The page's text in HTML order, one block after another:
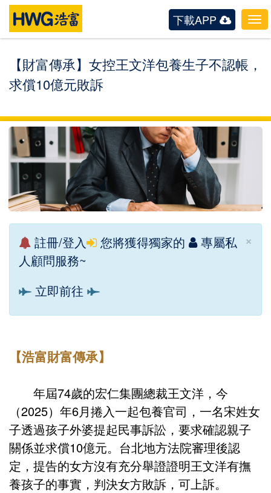
下載APP
【財富傳承】女控王文洋包養生子不認帳，
求償10億元敗訴
×
註冊/登入 您將獲得獨家的
專屬私
人顧問服務~
立即前往
【浩富財富傳承】
年屆74歲的宏仁集團總裁王文洋，今
（2025）年6月捲入一起包養官司，一名宋姓女
子透過孩子外婆提起民事訴訟，要求確認親子
關係並求償10億元。台北地方法院審理後認
定，提告的女方沒有充分舉證證明王文洋有撫
養孩子的事實，判決女方敗訴，可上訴。